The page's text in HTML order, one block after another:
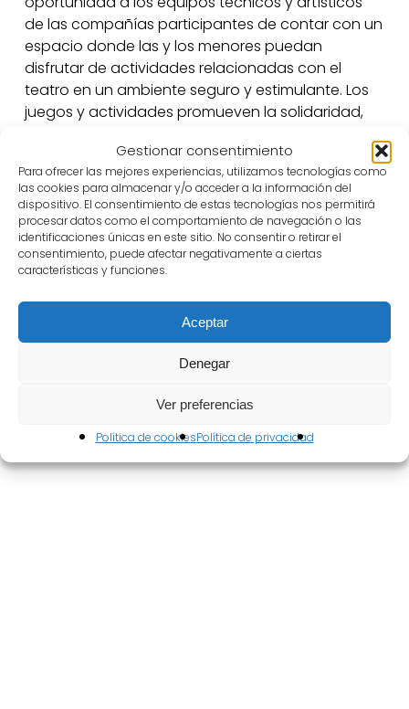
Gestionar consentimiento
Para ofrecer las mejores experiencias, utilizamos tecnologías como
las cookies para almacenar y/o acceder a la información del
dispositivo. El consentimiento de estas tecnologías nos permitirá
procesar datos como el comportamiento de navegación o las
identificaciones únicas en este sitio. No consentir o retirar el
consentimiento, puede afectar negativamente a ciertas
características y funciones.
Aceptar
Denegar
Ver preferencias
Política de cookiesPolítica de privacidad
de las compañías participantes de contar con un
espacio donde las y los menores puedan
disfrutar de actividades relacionadas con el
teatro en un ambiente seguro y estimulante. Los
juegos y actividades promueven la solidaridad,
compasión, creatividad y autonomía de las niñas
y los niños. Juegos como la Caza del tesoro con
personajes históricos, teatro de sombras, juego
de preguntas y respuestas, baile de máscaras y
gymkana literaria serán nuestras herramientas
para jugar.